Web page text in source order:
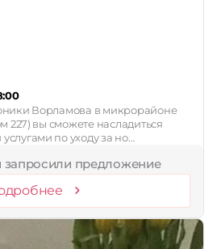
Ворламова в микрорайоне
227) вы сможете насладиться
по уходу за но…
запросили предложение